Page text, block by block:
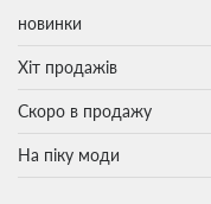
новинки
Хіт продажів
Скоро в продажу
На піку моди